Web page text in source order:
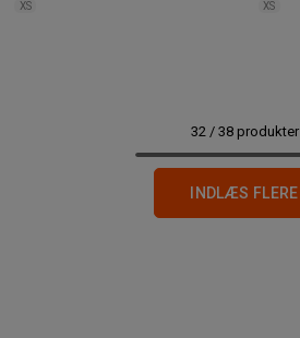
XS XS
32 / 38produkter
INDLÆS FLERE